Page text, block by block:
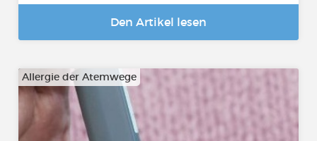
Den Artikel lesen
Allergie der Atemwege